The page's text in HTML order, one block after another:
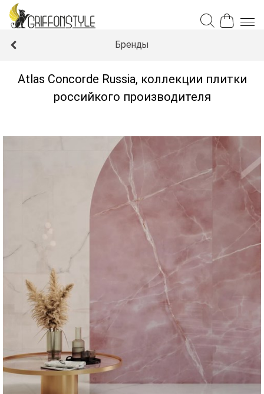
Бренды
Atlas Concorde Russia, коллекции плитки
российкого производителя